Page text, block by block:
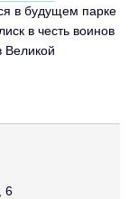
в будущем парке
в честь воинов
Великой
6